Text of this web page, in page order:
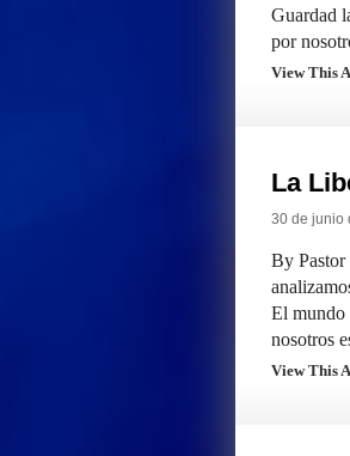
Guardad
por
View This
La
30 de junio
By Pastor
El mundo
nosotros
View This